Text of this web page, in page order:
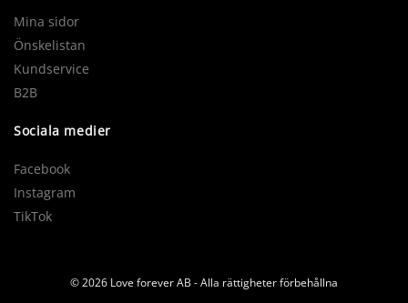
Mina sidor
Önskelistan
Kundservice
B2B
Sociala medier
Facebook
Instagram
TikTok
© 2026 Love forever AB - Alla rättigheter förbehållna